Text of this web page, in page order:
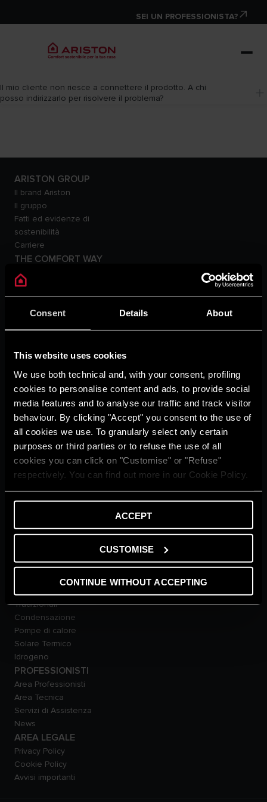
Consent Details About
This website uses cookies
We use both technical and, with your consent, profiling
cookies to personalise content and ads, to provide social
media features and to analyse our traffic and track visitor
behaviour. By clicking "Accept" you consent to the use of
all cookies we use. To granularly select only certain
purposes or third parties or to refuse the use of all
cookies you can click on "Customise" or "Refuse"
respectively. You can find out more in our Cookie Policy.
ACCEPT
CUSTOMISE
CONTINUE WITHOUT ACCEPTING
SEI UN PROFESSIONISTA?
Il mio cliente non riesce a connettere il prodotto. A chi
posso indirizzarlo per risolvere il problema?
ARISTON GROUP
Il brand Ariston
Il gruppo
Fatti ed evidenze di
sostenibilità
Carriere
THE COMFORT WAY
Ambiente
Consigli e Soluzioni
Home Living
Guida agli Incentivi
Glossario
Contattaci
Rete e programmi di
assistenza
Detrazioni fiscali e incentivi
Avvisi Importanti
Area Dowload
FAQ
PRODOTTI
Scaldacqua
Solare Termico
Climatizzazione
Smart Home
TECNOLOGIE
Tradizionali
Condensazione
Pompe di calore
Solare Termico
Idrogeno
PROFESSIONISTI
Area Professionisti
Area Tecnica
Servizi di Assistenza
News
AREA LEGALE
Privacy Policy
Cookie Policy
Avvisi importanti